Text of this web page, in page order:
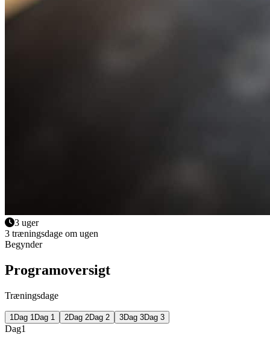
3 uger
3 træningsdage om ugen
Begynder
Programoversigt
Træningsdage
1 Dag 1 Dag 1 2Dag 2Dag 2 3Dag 3Dag 3
Dag1